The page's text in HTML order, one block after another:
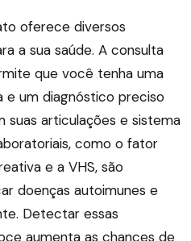
oferece diversos
a sua saúde. A consulta
que você tenha uma
e um diagnóstico preciso
suas articulações e sistema
como o fator
e a VHS, são
doenças autoimunes e
Detectar essas
aumenta as chances de